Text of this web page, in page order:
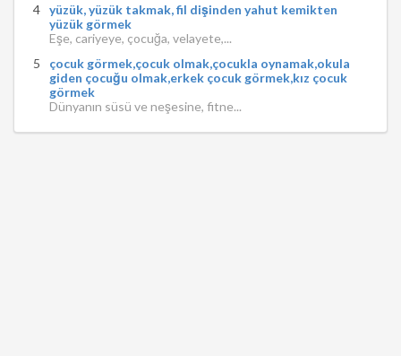
yüzük, yüzük takmak, fil dişinden yahut kemikten
yüzük görmek
Eşe, cariyeye, çocuğa, velayete,...
çocuk görmek,çocuk olmak,çocukla oynamak,okula
giden çocuğu olmak,erkek çocuk görmek,kız çocuk
görmek
Dünyanın süsü ve neşesine, fitne...